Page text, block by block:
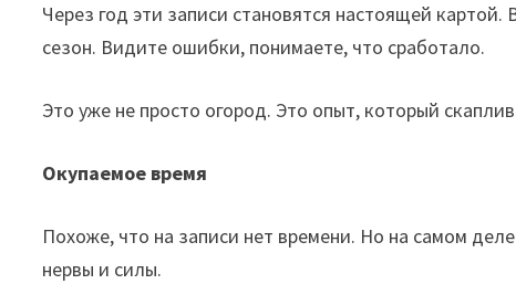
Через год эти записи становятся настоящей
сезон. Видите ошибки, понимаете, что сработало.
Это уже не просто огород. Это опыт, который
Окупаемое время
Похоже, что на записи нет времени. Но на самом
нервы и силы.